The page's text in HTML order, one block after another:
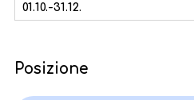
01.10.-31.12.
Posizione